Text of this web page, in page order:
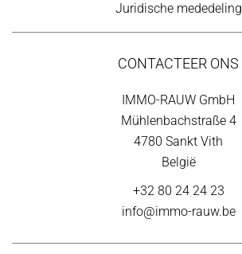
Juridische mededeling
CONTACTEER ONS
IMMO-RAUW GmbH
Mühlenbachstraße 4
4780 Sankt Vith
België
+32 80 24 24 23
info@immo-rauw.be